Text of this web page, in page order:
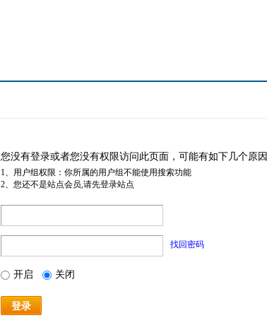
您没有登录或者您没有权限访问此页面，可能有如下几个原因
1、用户组权限：你所属的用户组不能使用搜索功能
2、您还不是站点会员,请先登录站点
找回密码
开启 关闭
登录